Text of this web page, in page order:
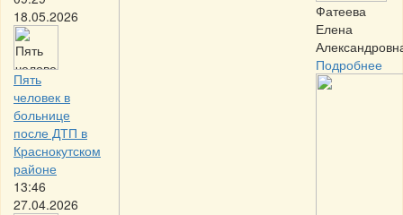
18.05.2026
Пять
человек в
больнице
после ДТП в
Краснокутском
районе
13:46
27.04.2026
Фатеева
Елена
Подробнее